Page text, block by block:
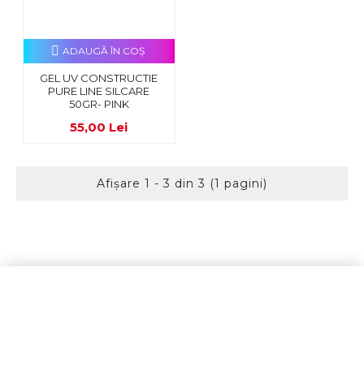
GEL UV CONSTRUCTIE
PURE LINE SILCARE
50GR- PINK
55,00 Lei
ADAUGĂ ÎN COŞ
Afişare 1 - 3 din 3 (1 pagini)